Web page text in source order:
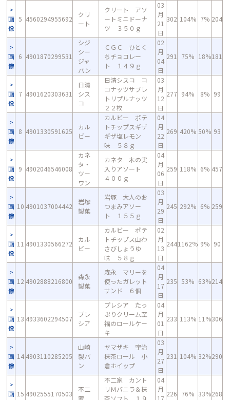
画
像
5 4560294955692
クリ
ート
クリート アソ
ートミニドーナ
ツ ３５０ｇ
03
月
21
日
302 104% 7% 204
画
像
6 4901870299531
シジ
シー
ジャ
パン
ＣＧＣ ひとく
ちチョコレー
ト １４９ｇ
02
月
04
日
291 75% 18%181
画
像
7 4901620303631
日清
シス
コ
日清シスコ コ
コナッツサブレ
トリプルナッツ
２２枚
03
月
12
日
277 94% 8% 99
画
像
8 4901330591625
カル
ビー
カルビー ポテ
トチップスギザ
ギザ塩レモン
味 ５８ｇ
04
月
22
日
269 420% 50% 93
画
像
9 4902046546008
カネ
タ・
ツー
ワン
カネタ 木の実
入りアソート
４００ｇ
04
月
06
日
259 118% 6% 457
画
像
10 4901037004442
岩塚
製菓
岩塚 大人のお
つまみアソー
ト １５５ｇ
03
月
29
日
245 292% 6% 259
画
像
11 4901330566272
カル
ビー
カルビー ポテ
トチップス山わ
さびしょうゆ
味 ５８ｇ
02
月
13
日
2441162% 9% 90
画
像
12 4902888216800
森永
製菓
森永 マリーを
使ったガレット
サンド ６個
04
月
17
日
235 53% 63%214
画
像
13 4933602294507
プレ
シア
プレシア たっ
ぷりクリーム至
福のロールケー
キ
04
月
01
日
233 113% 11%306
画
像
14 4903110285205
山崎
製パ
ン
ヤマザキ 宇治
抹茶ロール 小
倉ホイップ
03
月
27
日
231 104% 32%290
画 15 4902555170503
不二
家
不二家 カント
リＭバニラ＆抹
茶ソフト １９
04
月
17
226 76% 33%268